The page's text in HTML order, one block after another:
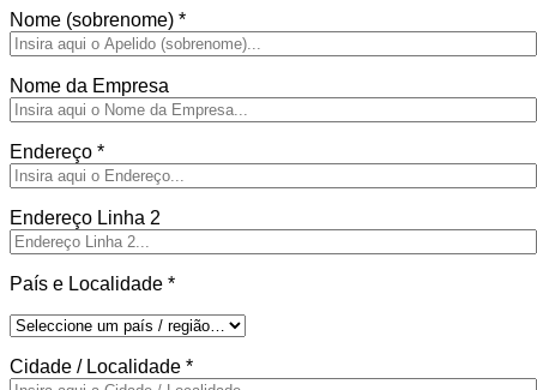
Nome (sobrenome) *
Nome da Empresa
Endereço *
Endereço Linha 2
País e Localidade *
Cidade / Localidade *